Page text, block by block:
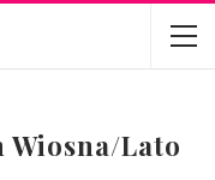
Wiosna/lato